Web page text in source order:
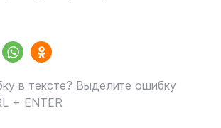
в тексте? Выделите ошибку
+ ENTER